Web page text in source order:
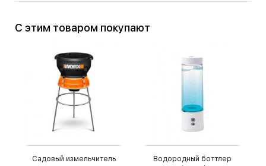
С этим товаром покупают
Садовый измельчитель
Водородный боттлер